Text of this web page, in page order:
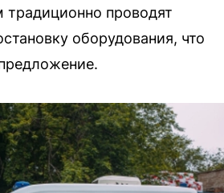
традиционно проводят
оборудования, что